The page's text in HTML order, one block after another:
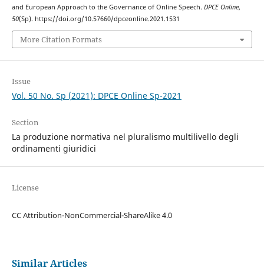
and European Approach to the Governance of Online Speech. DPCE Online,
50(Sp). https://doi.org/10.57660/dpceonline.2021.1531
More Citation Formats
Issue
Vol. 50 No. Sp (2021): DPCE Online Sp-2021
Section
La produzione normativa nel pluralismo multilivello degli
ordinamenti giuridici
License
CC Attribution-NonCommercial-ShareAlike 4.0
Similar Articles